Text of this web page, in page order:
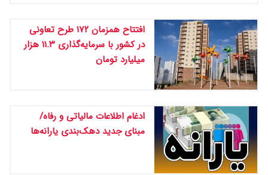
افتتاح همزمان ۱۷۲ طرح تعاونی
در کشور با سرمایه‌گذاری ۱۱.۳ هزار
میلیارد تومان
ادغام اطلاعات مالیاتی و رفاه/
مبنای جدید دهک‌بندی یارانه‌ها